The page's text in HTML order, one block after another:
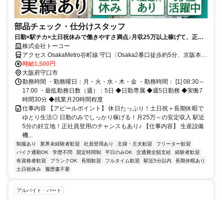
部品チェック・仕分けスタッフ
日勤×駅チカ×土日祝休みで働きやすさ満点♪月収25万以上稼げて、正社
員も目指せる！図面が読める方は大歓迎◎
株式会社トーコー
アクセス OsakaMetro谷町線 守口〔Osaka2番口徒歩約5分、京阪本線
守口市〔京阪線〕東口徒歩約10分、OsakaMetro谷町線 大日6番口徒
歩約15分 門真市や寝屋川市、枚方市、大阪市旭区・城東区・鶴見区
などから通うスタッフもいます！
時給1,500円
大阪府守口市
勤務時間 ・勤務曜日：月・火・水・木・金 ・勤務時間： [1] 08:30～
17:00 ・最低勤務日数（週）：5日 ◆日勤専属 ◆週5日勤務 ◆実働7
時間30分 ◆残業月20時間程度
仕事内容 【アピールポイント】 休日たっぷり！土日祝＋長期休暇で
ゆとり生活◎ 日勤のみでしっかり稼げる！月25万～の安定収入 駅近
5分の好立地！正社員登用のチャンスもあり♪ 【仕事内容】 生産設備
機...
制服あり 業界未経験者歓迎 社員登用あり 主婦・主夫歓迎
フリーター歓迎
バイク通勤OK
学歴不問 固定時間制 平日のみOK 交通費全額支給
経験者歓迎
有資格者歓迎
ブランクOK 長期歓迎 フルタイム歓迎 駅近5分以内
長期休暇あり
土日祝休み
履歴書不要
アルバイト・パート